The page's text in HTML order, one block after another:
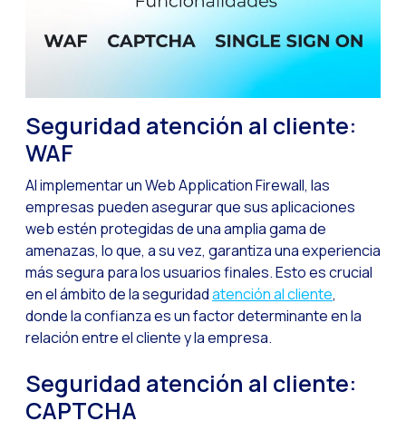
Innovando en la
Acercando a las
OneMarketer
Bots, IA y
Optimiza la atención
WhatsApp Flows:
Seasonalities:
La movilidad
Integración de
Seguridad atención al cliente:
WAF
Al implementar un Web Application Firewall, las
empresas pueden asegurar que sus aplicaciones
web estén protegidas de una amplia gama de
amenazas, lo que, a su vez, garantiza una experiencia
más segura para los usuarios finales. Esto es crucial
en el ámbito de la seguridadatención al cliente,
donde la confianza es un factor determinante en la
relación entre el cliente y la empresa.
Seguridad atención al cliente:
CAPTCHA